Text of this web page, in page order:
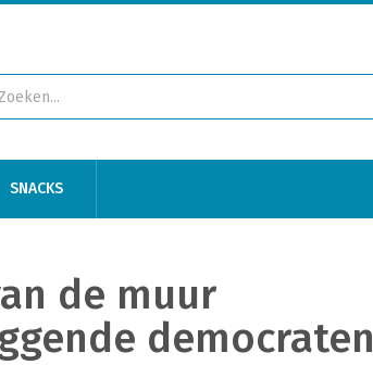
SNACKS
de muur
democraten